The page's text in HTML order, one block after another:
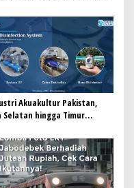
Akuakultur Pakistan,
Selatan hingga Timur
dari Indonesia